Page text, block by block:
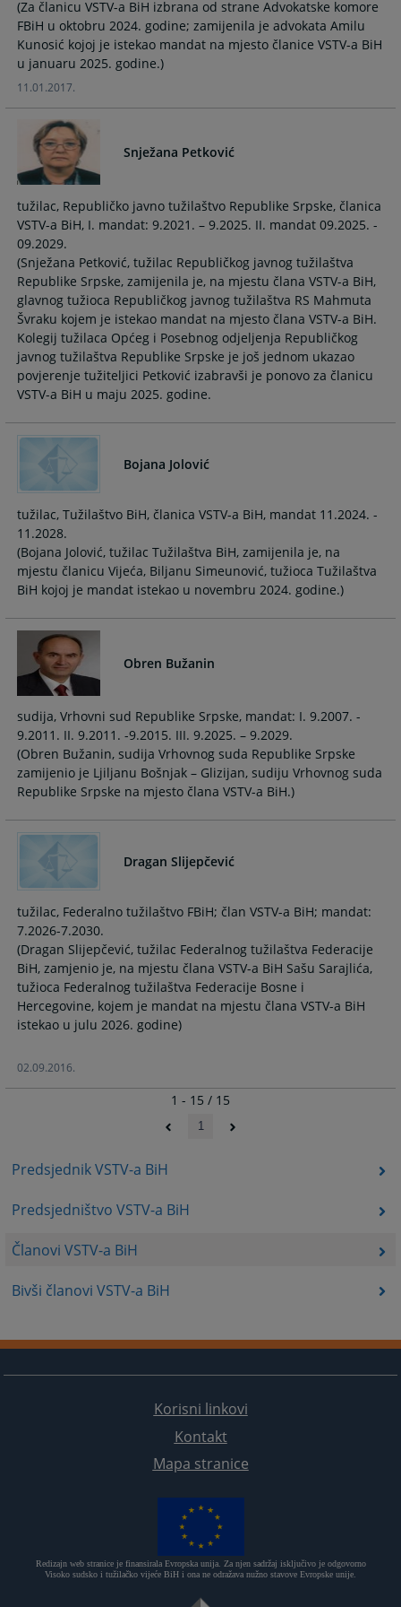
Predsjednik VSTV-a BiH
Predsjedništvo VSTV-a BiH
Članovi VSTV-a BiH
Bivši članovi VSTV-a BiH
(Za članicu VSTV-a BiH izbrana od strane Advokatske komore
FBiH u oktobru 2024. godine; zamijenila je advokata Amilu
Kunosić kojoj je istekao mandat na mjesto članice VSTV-a BiH
u januaru 2025. godine.)
11.01.2017.
Snježana Petković
tužilac, Republičko javno tužilaštvo Republike Srpske, članica
VSTV-a BiH, I. mandat: 9.2021. – 9.2025. II. mandat 09.2025. -
09.2029.
(Snježana Petković, tužilac Republičkog javnog tužilaštva
Republike Srpske, zamijenila je, na mjestu člana VSTV-a BiH,
glavnog tužioca Republičkog javnog tužilaštva RS Mahmuta
Švraku kojem je istekao mandat na mjesto člana VSTV-a BiH.
Kolegij tužilaca Općeg i Posebnog odjeljenja Republičkog
javnog tužilaštva Republike Srpske je još jednom ukazao
povjerenje tužiteljici Petković izabravši je ponovo za članicu
VSTV-a BiH u maju 2025. godine.
Bojana Jolović
tužilac, Tužilaštvo BiH, članica VSTV-a BiH, mandat 11.2024. -
11.2028.
(Bojana Jolović, tužilac Tužilaštva BiH, zamijenila je, na
mjestu članicu Vijeća, Biljanu Simeunović, tužioca Tužilaštva
BiH kojoj je mandat istekao u novembru 2024. godine.)
Obren Bužanin
sudija, Vrhovni sud Republike Srpske, mandat: I. 9.2007. -
9.2011. II. 9.2011. -9.2015. III. 9.2025. – 9.2029.
(Obren Bužanin, sudija Vrhovnog suda Republike Srpske
zamijenio je Ljiljanu Bošnjak – Glizijan, sudiju Vrhovnog suda
Republike Srpske na mjesto člana VSTV-a BiH.)
Dragan Slijepčević
tužilac, Federalno tužilaštvo FBiH; član VSTV-a BiH; mandat:
7.2026-7.2030.
(Dragan Slijepčević, tužilac Federalnog tužilaštva Federacije
BiH, zamjenio je, na mjestu člana VSTV-a BiH Sašu Sarajlića,
tužioca Federalnog tužilaštva Federacije Bosne i
Hercegovine, kojem je mandat na mjestu člana VSTV-a BiH
istekao u julu 2026. godine)
02.09.2016.
1 - 15 / 15
1
Korisni linkovi
Kontakt
Mapa stranice
Redizajn web stranice je finansirala Evropska unija. Za njen sadržaj isključivo je odgovorno
Visoko sudsko i tužilačko vijeće BiH i ona ne odražava nužno stavove Evropske unije.